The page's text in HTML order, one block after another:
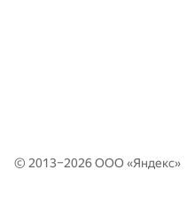
© 2013–2026 ООО «Яндекс»